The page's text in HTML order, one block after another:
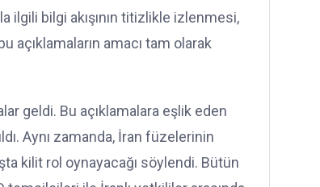
ilgili bilgi akışının titizlikle izlenmesi,
açıklamaların amacı tam olarak
geldi. Bu açıklamalara eşlik eden
Aynı zamanda, İran füzelerinin
kilit rol oynayacağı söylendi. Bütün